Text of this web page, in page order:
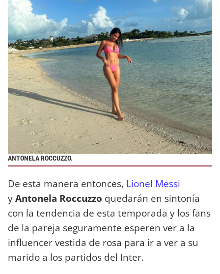
ANTONELA ROCCUZZO.
De esta manera entonces, Lionel Messi
yAntonela Roccuzzo quedarán en sintonía
con la tendencia de esta temporada y los fans
de la pareja seguramente esperen ver a la
influencer vestida de rosa para ir a ver a su
marido a los partidos del Inter.